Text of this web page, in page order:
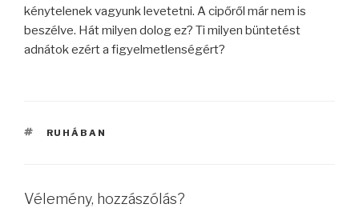
kénytelenek vagyunk levetetni. A cipőről már nem is
beszélve. Hát milyen dolog ez? Ti milyen büntetést
adnátok ezért a figyelmetlenségért?
CÍMKÉK
RUHÁBAN
Vélemény, hozzászólás?